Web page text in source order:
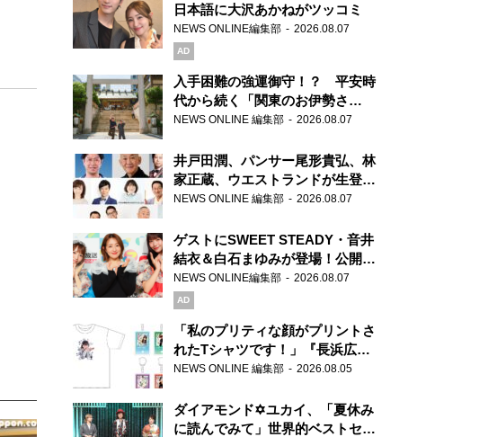
日本語に大沢あかねがツッコミ
NEWS ONLINE編集部 2026.08.07
AD
入手困難の強運御守！？ 平安時
代から続く「関東のお伊勢さ
ま」、芝大神宮にてランパンプス
NEWS ONLINE 編集部 2026.08.07
井戸田潤、パンサー尾形貴弘、林
家正蔵、ウエストランドが生登
場！『ラジオビバリー昼ズ』
NEWS ONLINE 編集部 2026.08.07
ゲストにSWEET STEADY・音井
結衣＆白石まゆみが登場！公開収
録で素顔全開！
NEWS ONLINE編集部 2026.08.07
AD
「私のプリティな顔がプリントさ
れたTシャツです！」『長浜広奈
天下無双』初の番組グッズ発売
NEWS ONLINE 編集部 2026.08.05
ダイアモンド✡ユカイ、「夏休み
に読んでみて」世界的ベストセラ